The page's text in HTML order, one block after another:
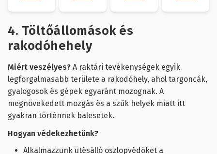
4. Töltőállomások és
rakodóhehely
Miért veszélyes? A raktári tevékenységek egyik
legforgalmasabb területe a rakodóhely, ahol targoncák,
gyalogosok és gépek egyaránt mozognak. A
megnövekedett mozgás és a szűk helyek miatt itt
gyakran történnek balesetek.
Hogyan védekezhetünk?
Alkalmazzunk ütésálló oszlopvédőket a